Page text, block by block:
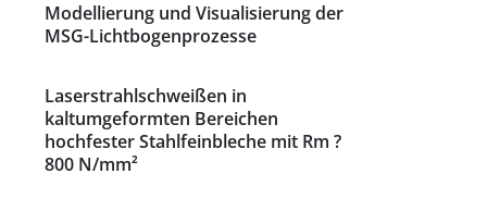
Modellierung und Visualisierung der
MSG-Lichtbogenprozesse
Laserstrahlschweißen in
kaltumgeformten Bereichen
hochfester Stahlfeinbleche mit Rm ?
800 N/mm²